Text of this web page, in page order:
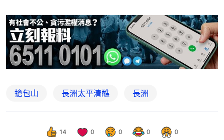
搶包山 長洲太平清醮 長洲
14 0 0 0 0